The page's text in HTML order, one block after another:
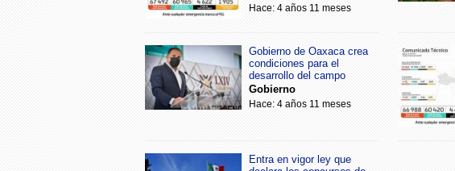
Hace: 4 años 11 meses
Gobierno de Oaxaca crea
condiciones para el
desarrollo del campo
Gobierno
Hace: 4 años 11 meses
Entra en vigor ley que